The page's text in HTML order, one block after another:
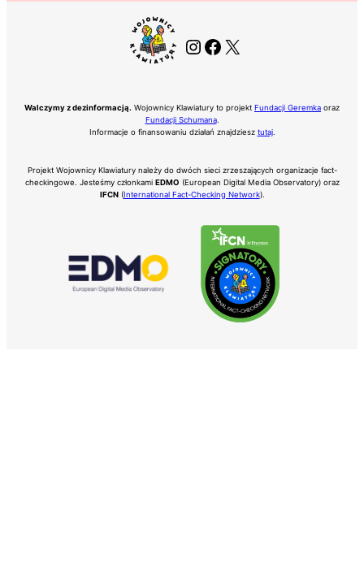
Instagram
Facebook
X
Walczymy z dezinformacją. Wojownicy Klawiatury to projekt Fundacji Geremka oraz
Fundacji Schumana.
Informacje o finansowaniu działań znajdziesz tutaj.
Projekt Wojownicy Klawiatury należy do dwóch sieci zrzeszających organizacje fact-
checkingowe. Jesteśmy członkami EDMO (European Digital Media Observatory) oraz
IFCN (International Fact-Checking Network).